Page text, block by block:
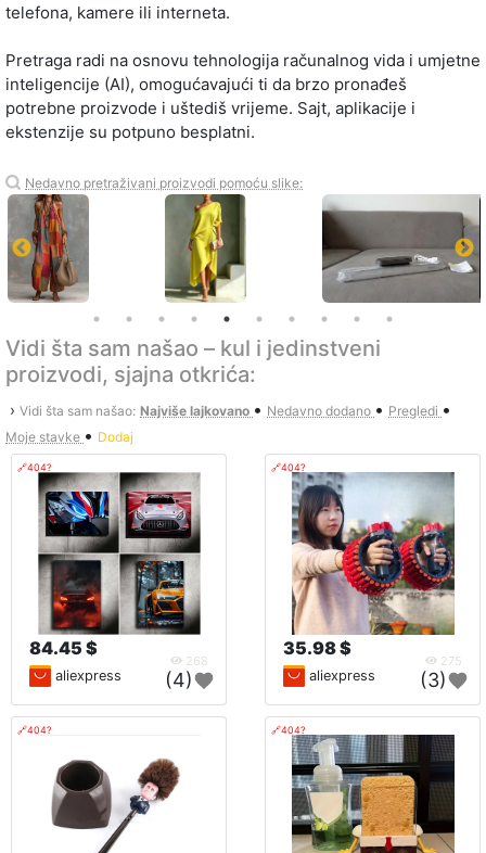
telefona, kamere ili interneta.
Pretraga radi na osnovu tehnologija računalnog vida i umjetne
inteligencije (AI), omogućavajući ti da brzo pronađeš
potrebne proizvode i uštediš vrijeme. Sajt, aplikacije i
ekstenzije su potpuno besplatni.
Nedavno pretraživani proizvodi pomoću slike:
Vidi šta sam našao – kul i jedinstveni
proizvodi, sjajna otkrića:
› Vidi šta sam našao: Najviše lajkovano • Nedavno dodano • Pregledi •
Moje stavke • Dodaj
🔗404?
84.45 $
268
aliexpress (4)
🔗404?
35.98 $
275
aliexpress (3)
🔗404? 🔗404?